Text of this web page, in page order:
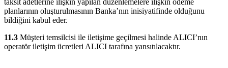
planlarının oluşturulmasının Banka’nın inisiyatifinde olduğunu
bildiğini kabul eder.
11.3 Müşteri temsilcisi ile iletişime geçilmesi halinde ALICI’nın
operatör iletişim ücretleri ALICI tarafına yansıtılacaktır.